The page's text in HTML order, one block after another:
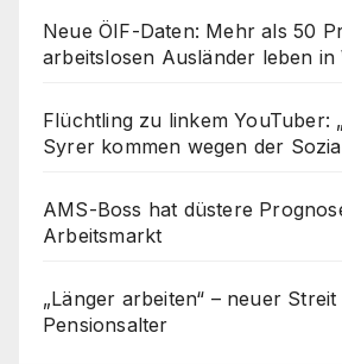
Neue ÖIF-Daten: Mehr als 50
arbeitslosen Ausländer leben in
Flüchtling zu linkem YouTuber:
Syrer kommen wegen der
AMS-Boss hat düstere
Arbeitsmarkt
„Länger arbeiten“ – neuer
Pensionsalter